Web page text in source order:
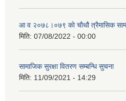
आ व २०७८।०७९ काे चाैथौ त्रैमासिक
मिति: 07/08/2022 - 00:00
सामाजिक सुरक्षा वितरण सम्बन्धि सुचना
मिति: 11/09/2021 - 14:29